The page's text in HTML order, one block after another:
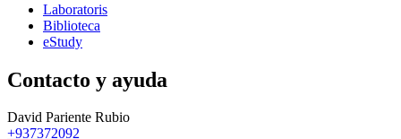
Laboratoris
Biblioteca
eStudy
Contacto y ayuda
David Pariente Rubio
+937372092